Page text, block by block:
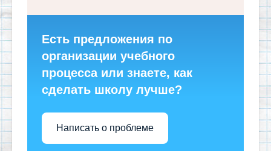
Есть предложения по
организации учебного
процесса или знаете, как
сделать школу лучше?
Написать о проблеме